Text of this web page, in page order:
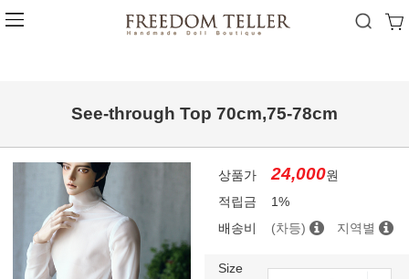
See-through Top 70cm,75-78cm
상품가 24,000원
적립금
1%
배송비
(차등) 지역별
Size